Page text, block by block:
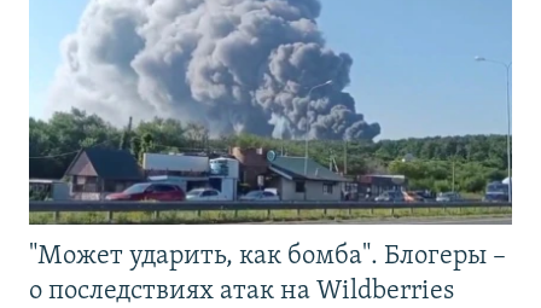
"Может ударить, как бомба". Блогеры –
о последствиях атак на Wildberries